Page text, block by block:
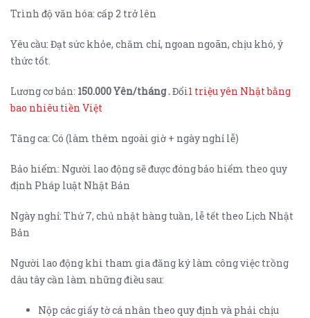
Trình độ văn hóa: cấp 2 trở lên
Yêu cầu: Đạt sức khỏe, chăm chỉ, ngoan ngoãn, chịu khó, ý
thức tốt.
Lương cơ bản: 150.000 Yên/tháng .Đổi1 triệu yên Nhật bằng
bao nhiêu tiền Việt
Tăng ca: Có (làm thêm ngoài giờ + ngày nghỉ lễ)
Bảo hiểm: Người lao động sẽ được đóng bảo hiểm theo quy
định Pháp luật Nhật Bản
Ngày nghỉ: Thứ 7, chủ nhật hàng tuần, lễ tết theo Lịch Nhật
Bản
Người lao động khi tham gia đăng ký làm công việc trồng
dâu tây cần làm những điều sau:
Nộp các giấy tờ cá nhân theo quy định và phải chịu